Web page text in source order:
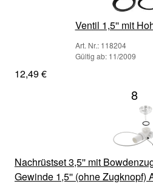
Ventil 1,5'' mit
Art. Nr.: 118204
Gültig ab: 11/2009
12,49 €
8
Nachrüstset 3,5'' mit
Gewinde 1,5'' (ohne Zugknopf)